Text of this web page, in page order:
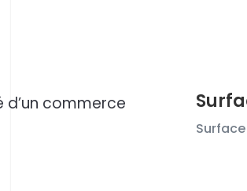
d’un commerce